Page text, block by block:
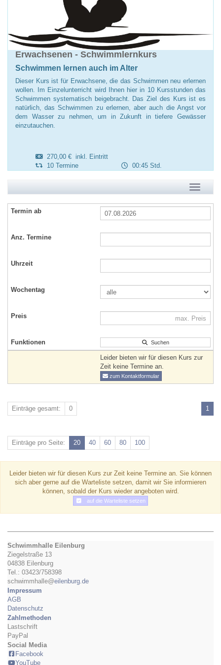
Erwachsenen - Schwimmlernkurs
Schwimmen lernen auch im Alter
Dieser Kurs ist für Erwachsene, die das Schwimmen neu erlernen
wollen. Im Einzelunterricht wird Ihnen hier in 10 Kursstunden das
Schwimmen systematisch beigebracht. Das Ziel des Kurs ist es
natürlich, das Schwimmen zu erlernen, aber auch die Angst vor
dem Wasser zu nehmen, um in Zukunft in tiefere Gewässer
einzutauchen.
270,00 € inkl. Eintritt
10 Termine
00:45 Std.
Suchen
Leider bieten wir für diesen Kurs zur
Zeit keine Termine an.
zum Kontaktformular
1
Einträge gesamt: 0
Einträge pro Seite: 20 40 60 80 100
Leider bieten wir für diesen Kurs zur Zeit keine Termine an. Sie können
sich aber gerne auf die Warteliste setzen, damit wir Sie informieren
können, sobald der Kurs wieder angeboten wird.
auf die Warteliste setzen
Schwimmhalle Eilenburg
Ziegelstraße 13
04838 Eilenburg
Tel.: 03423/758398
schwimmhalle@eilenburg.de
Impressum
AGB
Datenschutz
Zahlmethoden
Lastschrift
PayPal
Social Media
Facebook
YouTube